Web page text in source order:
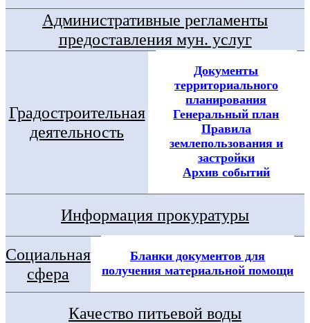
Административные регламенты
предоставления мун. услуг
Градостроительная
деятельность
Документы
территориального
планирования
Генеральный план
Правила
землепользования и
застройки
Архив событий
Информация прокуратуры
Социальная
сфера
Бланки документов для
получения материальной помощи
Качество питьевой воды